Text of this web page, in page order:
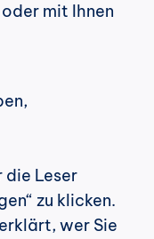
mit Ihnen
die Leser
zu klicken.
wer Sie